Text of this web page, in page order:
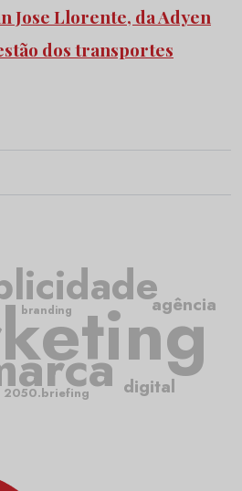
Jose Llorente, da Adyen
dos transportes
agência
digital
2050.briefing
branding